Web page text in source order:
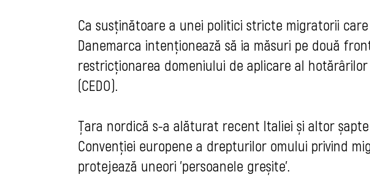
Ca susținătoare a unei politici stricte migratorii
Danemarca intenționează să ia măsuri pe două
restricționarea domeniului de aplicare al
(CEDO).
Țara nordică s-a alăturat recent Italiei și altor
Convenției europene a drepturilor omului privind
protejează uneori 'persoanele greșite'.